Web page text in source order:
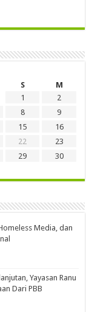
S
M
1
2
8
9
15
16
22
23
29
30
Media, dan
Yayasan Ranu
Dari PBB